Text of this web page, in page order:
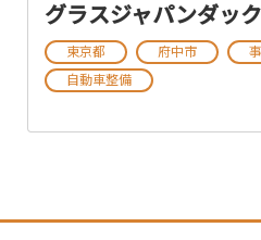
グラスジャパンダッ
東京都 府中市
自動車整備